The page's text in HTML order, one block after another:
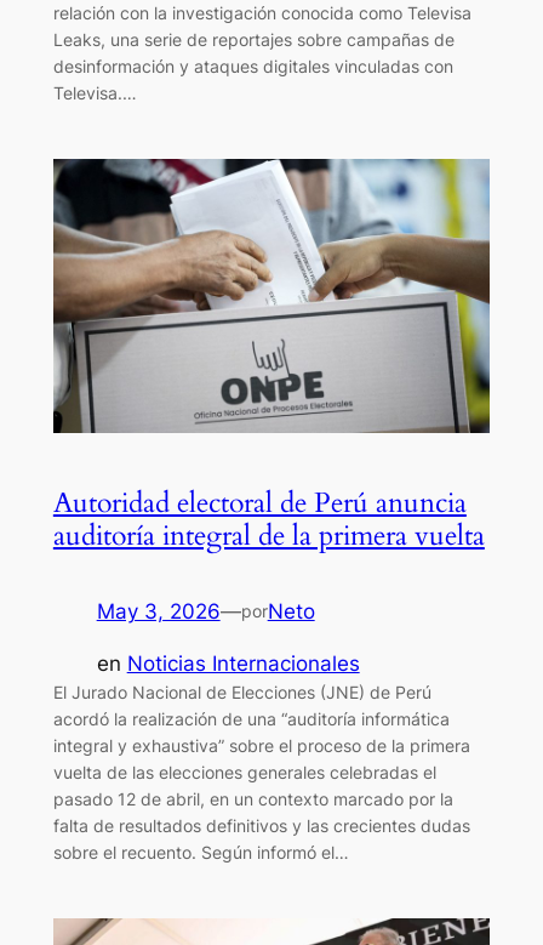
relación con la investigación conocida como Televisa
Leaks, una serie de reportajes sobre campañas de
desinformación y ataques digitales vinculadas con
Televisa.…
Autoridad electoral de Perú anuncia
auditoría integral de la primera vuelta
May 3, 2026—porNeto
en Noticias Internacionales
El Jurado Nacional de Elecciones (JNE) de Perú
acordó la realización de una “auditoría informática
integral y exhaustiva” sobre el proceso de la primera
vuelta de las elecciones generales celebradas el
pasado 12 de abril, en un contexto marcado por la
falta de resultados definitivos y las crecientes dudas
sobre el recuento. Según informó el…